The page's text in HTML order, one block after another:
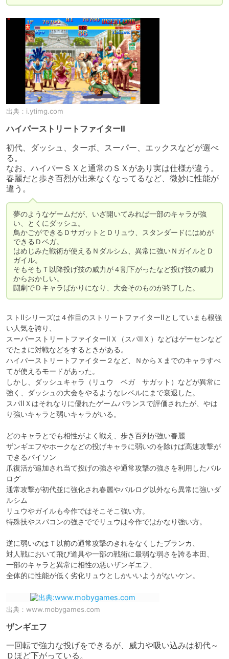
出典： i.ytimg.com
ハイパーストリートファイターⅡ
初代、ダッシュ、ターボ、スーパー、エックスなどが選べ
る。
なお、ハイパーＳＸと通常のＳＸがあり実は仕様が違う。
春麗だと歩き百烈が出来なくなってるなど、微妙に性能が
違う。
夢のようなゲームだが、いざ開いてみれば一部のキャラが強
い、とくにダッシュ。
鳥かごができるＤサガットとＤリュウ、スタンダードにはめが
できるＤベガ。
はめじみた戦術が使えるＮダルシム、異常に強いＮガイルとＤ
ガイル。
そもそもＴ以降投げ技の威力が４割下がったなど投げ技の威力
からおかしい。
闘劇でＤキャラばかりになり、大会そのものが終了した。
ストⅡシリーズは４作目のストリートファイターⅡとしていまも根強
い人気を誇り、
スーパーストリートファイターⅡＸ（スパⅡＸ）などはゲーセンなど
でたまに対戦などをするときがある。
ハイパーストリートファイター２など、ＮからＸまでのキャラすべ
てが使えるモードがあった。
しかし、ダッシュキャラ（リュウ　ベガ　サガット）などが異常に
強く、ダッシュの大会をやるようなレベルにまで衰退した。
スパⅡＸはそれなりに優れたゲームバランスで評価されたが、やは
り強いキャラと弱いキャラがいる。
どのキャラとでも相性がよく戦え、歩き百列が強い春麗
ザンギエフやホークなどの投げキャラに弱いのを除けば高速攻撃が
できるバイソン
爪復活が追加され当て投げの強さや通常攻撃の強さを利用したバル
ログ
通常攻撃が初代並に強化され春麗やバルログ以外なら異常に強いダ
ルシム
リュウやガイルも今作ではそこそこ強い方。
特殊技やスパコンの強さででリュウは今作ではかなり強い方。
逆に弱いのはＴ以前の通常攻撃のきれをなくしたブランカ、
対人戦において飛び道具や一部の戦術に最弱な弱さを誇る本田、
一部のキャラと異常に相性の悪いザンギエフ、
出典： www.mobygames.com
ザンギエフ
一回転で強力な投げをできるが、威力や吸い込みは初代～
Ｄほど下がっている。